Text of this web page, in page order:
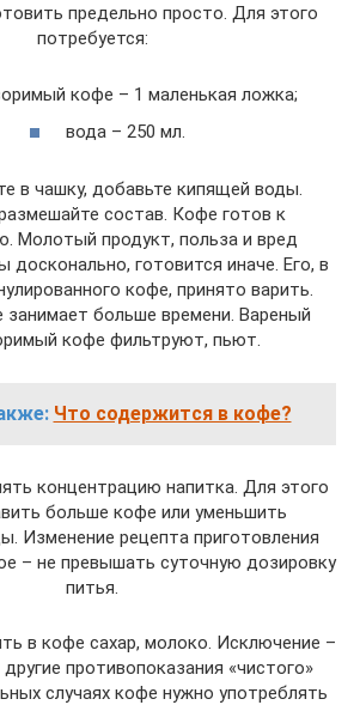
предельно просто. Для этого
потребуется:
кофе – 1 маленькая ложка;
вода – 250 мл.
в чашку, добавьте кипящей воды.
состав. Кофе готов к
Молотый продукт, польза и вред
досконально, готовится иначе. Его, в
кофе, принято варить.
занимает больше времени. Вареный
кофе фильтруют, пьют.
Что содержится в кофе?
концентрацию напитка. Для этого
больше кофе или уменьшить
Изменение рецепта приготовления
– не превышать суточную дозировку
питья.
в кофе сахар, молоко. Исключение –
противопоказания «чистого»
случаях кофе нужно употреблять